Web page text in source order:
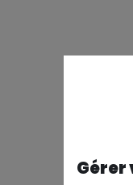
Gérer